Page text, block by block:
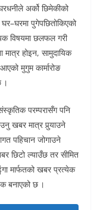
अर्को छिमेकीको
पुगेपछितोकिएको
विषयमा छलफल गरी
मात्र होइन, सामुदायिक
मुगुम कार्मारोङ
।
परम्परासँग पनि
खबर मात्र पुर्‍याउने
पहिचान जोगाउने
छिटो ल्याउँछ तर सीमित
मार्फतको खबर प्रत्येक
बनाएको छ ।